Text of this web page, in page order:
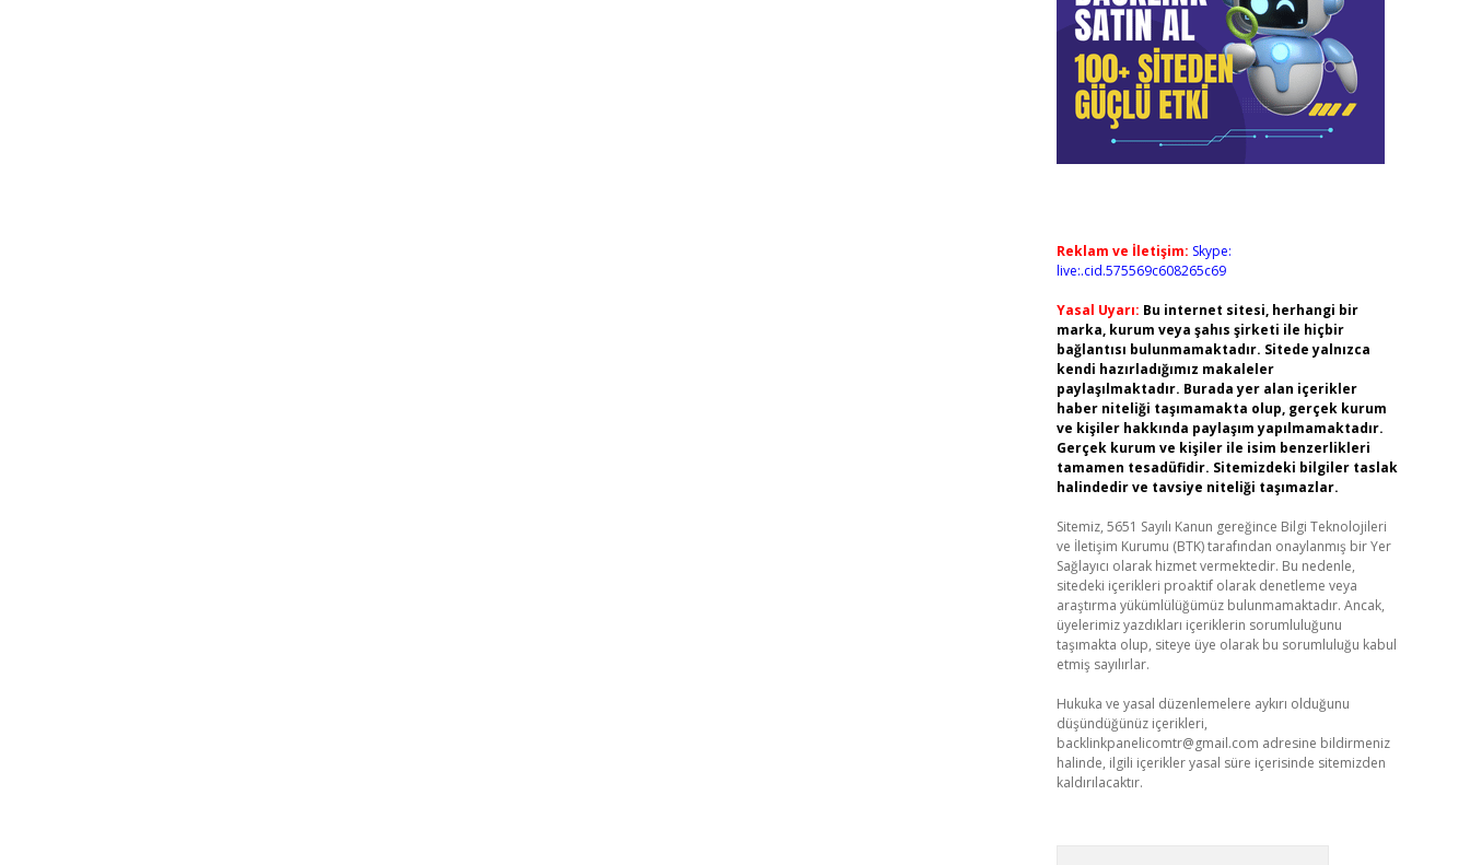
Reklam ve İletişim: Skype:
live:.cid.575569c608265c69
Yasal Uyarı: Bu internet sitesi, herhangi bir
marka, kurum veya şahıs şirketi ile hiçbir
bağlantısı bulunmamaktadır. Sitede yalnızca
kendi hazırladığımız makaleler
paylaşılmaktadır. Burada yer alan içerikler
haber niteliği taşımamakta olup, gerçek kurum
ve kişiler hakkında paylaşım yapılmamaktadır.
Gerçek kurum ve kişiler ile isim benzerlikleri
tamamen tesadüfidir. Sitemizdeki bilgiler taslak
halindedir ve tavsiye niteliği taşımazlar.
Sitemiz, 5651 Sayılı Kanun gereğince Bilgi Teknolojileri
ve İletişim Kurumu (BTK) tarafından onaylanmış bir Yer
Sağlayıcı olarak hizmet vermektedir. Bu nedenle,
sitedeki içerikleri proaktif olarak denetleme veya
araştırma yükümlülüğümüz bulunmamaktadır. Ancak,
üyelerimiz yazdıkları içeriklerin sorumluluğunu
taşımakta olup, siteye üye olarak bu sorumluluğu kabul
etmiş sayılırlar.
Hukuka ve yasal düzenlemelere aykırı olduğunu
düşündüğünüz içerikleri,
backlinkpanelicomtr@gmail.com adresine bildirmeniz
halinde, ilgili içerikler yasal süre içerisinde sitemizden
kaldırılacaktır.